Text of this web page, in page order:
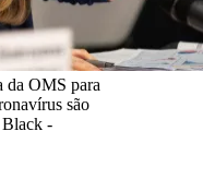
da OMS para
são
-